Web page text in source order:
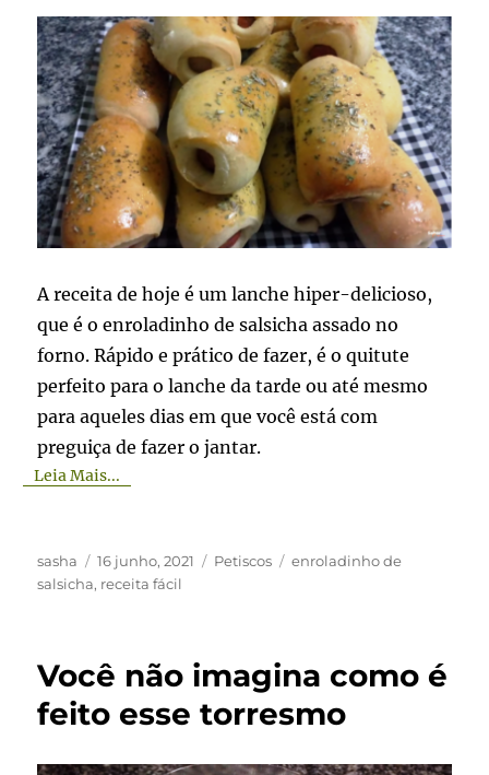
A receita de hoje é um lanche hiper-delicioso,
que é o enroladinho de salsicha assado no
forno. Rápido e prático de fazer, é o quitute
perfeito para o lanche da tarde ou até mesmo
para aqueles dias em que você está com
preguiça de fazer o jantar.
Leia Mais...
Autor
sasha
Publicado
em
16 junho, 2021 Categorias
Petiscos Tags
enroladinho de
salsicha, receita fácil
Você não imagina como é
feito esse torresmo